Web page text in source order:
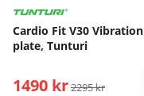
Cardio Fit V30 Vibration
plate, Tunturi
1490 kr Ordinarie pris:
2295 kr